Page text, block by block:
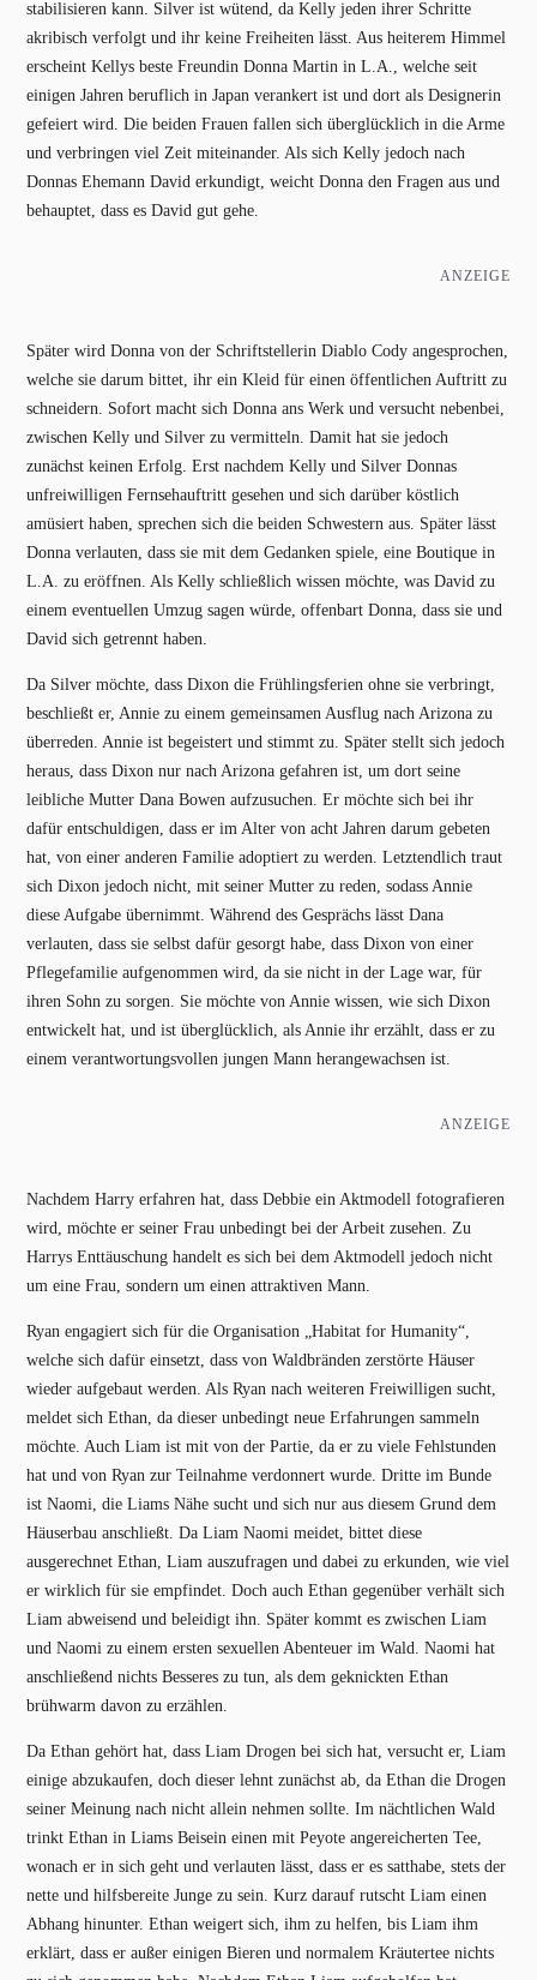
stabilisieren kann. Silver ist wütend, da Kelly jeden ihrer Schritte
akribisch verfolgt und ihr keine Freiheiten lässt. Aus heiterem Himmel
erscheint Kellys beste Freundin Donna Martin in L.A., welche seit
einigen Jahren beruflich in Japan verankert ist und dort als Designerin
gefeiert wird. Die beiden Frauen fallen sich überglücklich in die Arme
und verbringen viel Zeit miteinander. Als sich Kelly jedoch nach
Donnas Ehemann David erkundigt, weicht Donna den Fragen aus und
behauptet, dass es David gut gehe.
ANZEIGE
Später wird Donna von der Schriftstellerin Diablo Cody angesprochen,
welche sie darum bittet, ihr ein Kleid für einen öffentlichen Auftritt zu
schneidern. Sofort macht sich Donna ans Werk und versucht nebenbei,
zwischen Kelly und Silver zu vermitteln. Damit hat sie jedoch
zunächst keinen Erfolg. Erst nachdem Kelly und Silver Donnas
unfreiwilligen Fernsehauftritt gesehen und sich darüber köstlich
amüsiert haben, sprechen sich die beiden Schwestern aus. Später lässt
Donna verlauten, dass sie mit dem Gedanken spiele, eine Boutique in
L.A. zu eröffnen. Als Kelly schließlich wissen möchte, was David zu
einem eventuellen Umzug sagen würde, offenbart Donna, dass sie und
David sich getrennt haben.
Da Silver möchte, dass Dixon die Frühlingsferien ohne sie verbringt,
beschließt er, Annie zu einem gemeinsamen Ausflug nach Arizona zu
überreden. Annie ist begeistert und stimmt zu. Später stellt sich jedoch
heraus, dass Dixon nur nach Arizona gefahren ist, um dort seine
leibliche Mutter Dana Bowen aufzusuchen. Er möchte sich bei ihr
dafür entschuldigen, dass er im Alter von acht Jahren darum gebeten
hat, von einer anderen Familie adoptiert zu werden. Letztendlich traut
sich Dixon jedoch nicht, mit seiner Mutter zu reden, sodass Annie
diese Aufgabe übernimmt. Während des Gesprächs lässt Dana
verlauten, dass sie selbst dafür gesorgt habe, dass Dixon von einer
Pflegefamilie aufgenommen wird, da sie nicht in der Lage war, für
ihren Sohn zu sorgen. Sie möchte von Annie wissen, wie sich Dixon
entwickelt hat, und ist überglücklich, als Annie ihr erzählt, dass er zu
einem verantwortungsvollen jungen Mann herangewachsen ist.
ANZEIGE
Nachdem Harry erfahren hat, dass Debbie ein Aktmodell fotografieren
wird, möchte er seiner Frau unbedingt bei der Arbeit zusehen. Zu
Harrys Enttäuschung handelt es sich bei dem Aktmodell jedoch nicht
um eine Frau, sondern um einen attraktiven Mann.
Ryan engagiert sich für die Organisation „Habitat for Humanity“,
welche sich dafür einsetzt, dass von Waldbränden zerstörte Häuser
wieder aufgebaut werden. Als Ryan nach weiteren Freiwilligen sucht,
meldet sich Ethan, da dieser unbedingt neue Erfahrungen sammeln
möchte. Auch Liam ist mit von der Partie, da er zu viele Fehlstunden
hat und von Ryan zur Teilnahme verdonnert wurde. Dritte im Bunde
ist Naomi, die Liams Nähe sucht und sich nur aus diesem Grund dem
Häuserbau anschließt. Da Liam Naomi meidet, bittet diese
ausgerechnet Ethan, Liam auszufragen und dabei zu erkunden, wie viel
er wirklich für sie empfindet. Doch auch Ethan gegenüber verhält sich
Liam abweisend und beleidigt ihn. Später kommt es zwischen Liam
und Naomi zu einem ersten sexuellen Abenteuer im Wald. Naomi hat
anschließend nichts Besseres zu tun, als dem geknickten Ethan
brühwarm davon zu erzählen.
Da Ethan gehört hat, dass Liam Drogen bei sich hat, versucht er, Liam
einige abzukaufen, doch dieser lehnt zunächst ab, da Ethan die Drogen
seiner Meinung nach nicht allein nehmen sollte. Im nächtlichen Wald
trinkt Ethan in Liams Beisein einen mit Peyote angereicherten Tee,
wonach er in sich geht und verlauten lässt, dass er es satthabe, stets der
nette und hilfsbereite Junge zu sein. Kurz darauf rutscht Liam einen
Abhang hinunter. Ethan weigert sich, ihm zu helfen, bis Liam ihm
erklärt, dass er außer einigen Bieren und normalem Kräutertee nichts